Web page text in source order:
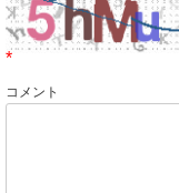
*
コメント